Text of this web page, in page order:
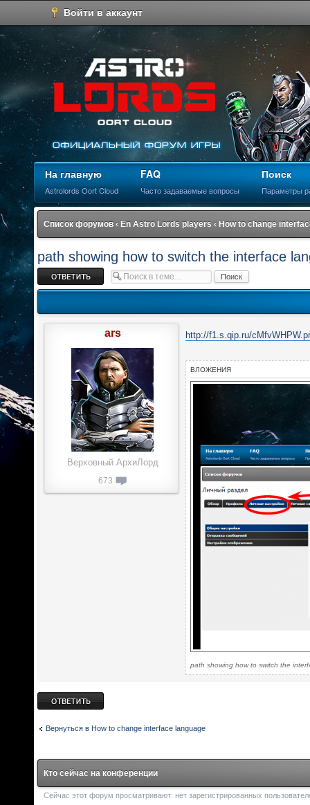
Войти в аккаунт
На главную
Astrolords Oort Cloud
FAQ
Часто задаваемые вопросы
Поиск
Параметры
Список форумов ‹ En Astro Lords players ‹ How to change
path showing how to switch the interface
Ответить
http://f1.s.qip.ru/
ВЛОЖЕНИЯ
path showing how to switch the
ars
Верховный АрхиЛорд
673
Ответить
Вернуться в How to change interface language
Кто сейчас на конференции
Сейчас этот форум просматривают: нет зарегистрированных